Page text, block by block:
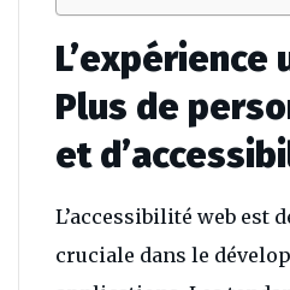
Plus de
et
L’accessibilité web est
cruciale dans le